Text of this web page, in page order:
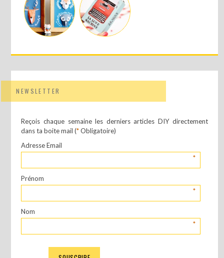
NEWSLETTER
Reçois chaque semaine les derniers articles DIY directement
dans ta boite mail (*Obligatoire)
Adresse Email
*
Prénom
*
Nom
*